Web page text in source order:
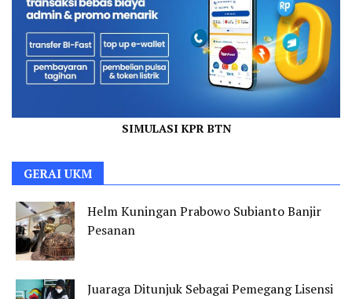
SIMULASI KPR BTN
GERAI UKM
Helm Kuningan Prabowo Subianto Banjir
Pesanan
Juaraga Ditunjuk Sebagai Pemegang Lisensi